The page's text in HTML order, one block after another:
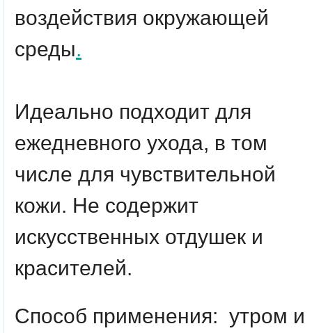
воздействия окружающей
среды.
Идеально подходит для
ежедневного ухода, в том
числе для чувствительной
кожи. Не содержит
искусственных отдушек и
красителей.
Способ применения: утром и